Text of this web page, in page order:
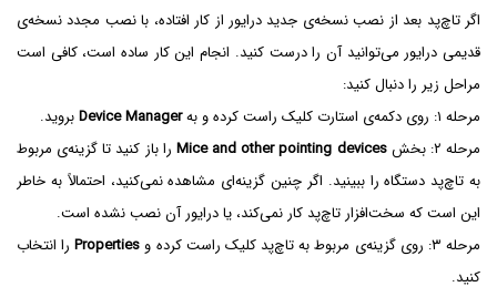
اگر تاچ‌پد بعد از نصب نسخه‌ی جدید درایور از کار افتاده، با نصب مجدد نسخه‌ی
قدیمی درایور می‌توانید آن را درست کنید. انجام این کار ساده است، کافی است
مراحل زیر را دنبال کنید:
مرحله ۱: روی دکمه‌ی استارت کلیک راست کرده و به
Device Managerبروید.
مرحله ۲: بخش
Mice and other pointing devices را باز کنید تا گزینه‌ی مربوط
به تاچ‌پد دستگاه را ببینید. اگر چنین گزینه‌ای مشاهده نمی‌کنید، احتمالاً به خاطر
این است که سخت‌افزار تاچ‌پد کار نمی‌کند، یا درایور آن نصب نشده است.
مرحله ۳: روی گزینه‌ی مربوط به تاچ‌پد کلیک راست کرده و
Propertiesرا انتخاب
کنید.